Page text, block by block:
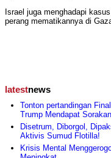
Israel juga menghadapi
perang mematikannya di
latestnews
Tonton pertandingan
Trump Mendapat
Disetrum, Diborgol,
Aktivis Sumud Flotilla!
Krisis Mental